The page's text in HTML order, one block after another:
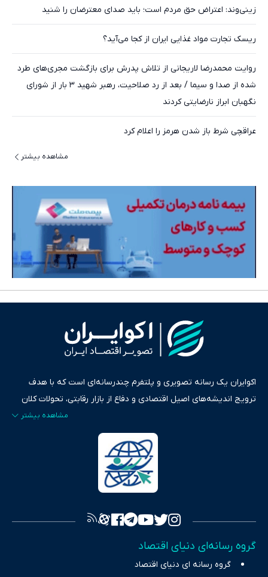
زینی‌وند: اعتراض حق مردم است؛ باید صدای معترضان را شنید
ریسک تجارت مواد غذایی ایران از کجا می‌آید؟
روایت محمدرضا لاریجانی از تلاش پدرش برای بازگشت مجری‌های طرد
شده از صدا و سیما / بعد از رد صلاحیت، رهبر شهید ۳ بار از شورای
نگهبان ابراز نارضایتی کردند
عراقچی شرط باز شدن هرمز را اعلام کرد
مشاهده بیشتر
اکوایران یک رسانه تصویری و پلتفرم چندرسانه‌ای است که با هدف
ترویج اندیشه‌های اصیل اقتصادی و دفاع از بازار رقابتی، تحولات کلان
ایران و جهان را در قالب‌های ویدیو، پادکست، متن و گزارش‌های تحلیلی
پایش می‌کند. این رسانه به عنوان منبعی دقیق و قابل اعتماد، فراتر از
اطلاع‌رسانی صرف، به تبیین سیاست‌ها و کارکردهای بازارهای مالی،
سرمایه‌گذاری، تجارت و حوزه‌های نوظهور می‌پردازد. اکوایران با پایبندی
به اصول «انصاف، امانت و صداقت»، بستری برای انعکاس آراء متنوع
تصویری شفاف از واقعیت‌های اقتصادی ارائه دهد. ما در اکوایران با
چالش‌های فقر و بیکاری را جست‌وجو کرده و در کنار تحلیل آمارها،
نیازهای خبری مخاطبان در حوزه‌های اثرگذار بر اقتصاد را با رویکردی
گروه رسانه‌ای دنیای اقتصاد
گروه رسانه ای دنیای اقتصاد